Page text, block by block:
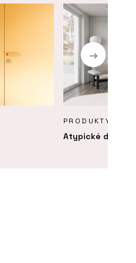
PRODUKTY
Atypické dveře -